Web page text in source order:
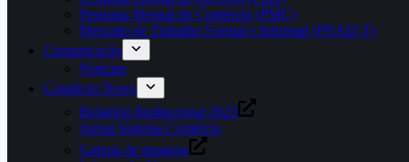
Pesquisa Mensal do Comércio (PMC)
Mercado de Trabalho Formal e Informal (PNAD-T)
Comunicação
Notícias
Comércio News
Relatório Institucional 2023
Jornal Sistema Comércio
Galeria de imagens